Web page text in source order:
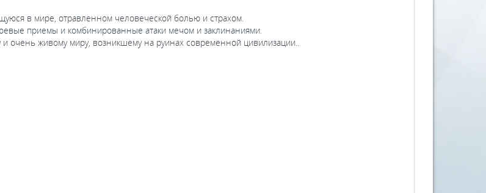
в мире, отравленном человеческой болью и страхом.
приемы и комбинированные атаки мечом и заклинаниями.
очень живому миру, возникшему на руинах современной цивилизации..